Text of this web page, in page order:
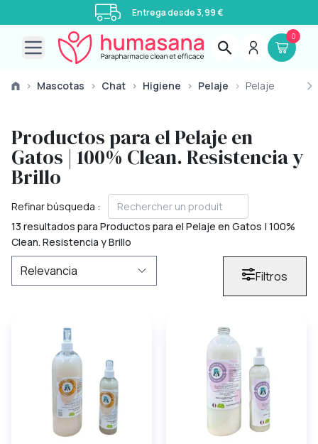
Entrega desde 3,99 €
Open main menu
0
› Mascotas › Chat › Higiene › Pelaje › Pelaje
Productos para el Pelaje en
Gatos | 100% Clean. Resistencia y
Brillo
Refinar búsqueda :
13 resultados para Productos para el Pelaje en Gatos | 100%
Clean. Resistencia y Brillo
Filtros